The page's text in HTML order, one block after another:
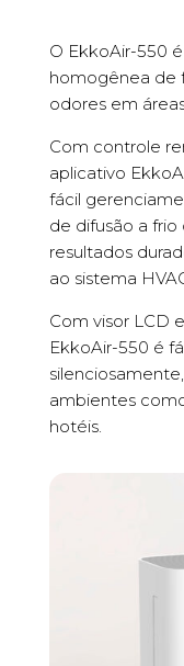
O EkkoAir-550
homogênea de
odores em
Com controle
aplicativo
fácil
de difusão a
resultados
ao sistema
Com visor LCD
EkkoAir-550 é
ambientes
hotéis.